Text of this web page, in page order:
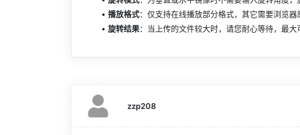
播放格式：仅支持在线播放部分格式，其它需要浏览器
旋转结果：当上传的文件较大时，请您耐心等待，最大
zzp208